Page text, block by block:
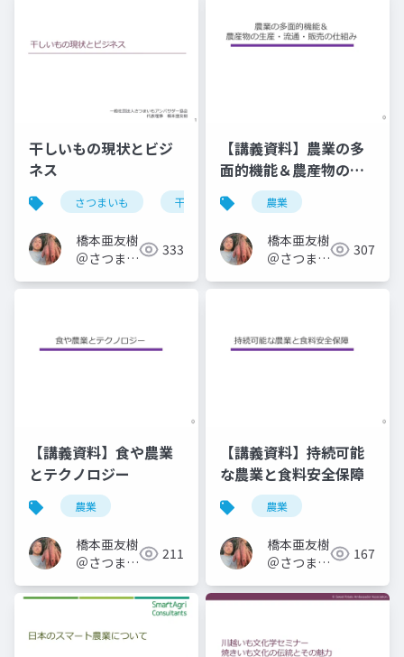
干しいもの現状とビジ
ネス
さつまいも 干しいも
橋本亜友樹
＠さつまい
333
【講義資料】農業の多
面的機能＆農産物の生
産・流通・販売の仕組
み
農業
橋本亜友樹
＠さつまい
307
【講義資料】食や農業
とテクノロジー
農業
橋本亜友樹
＠さつまい
211
【講義資料】持続可能
な農業と食料安全保障
農業
橋本亜友樹
＠さつまい
167